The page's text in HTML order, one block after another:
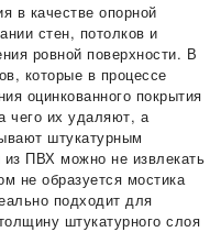
в качестве опорной
стен, потолков и
ровной поверхности. В
которые в процессе
оцинкованного покрытия
чего их удаляют, а
штукатурным
ПВХ можно не извлекать
не образуется мостика
подходит для
штукатурного слоя